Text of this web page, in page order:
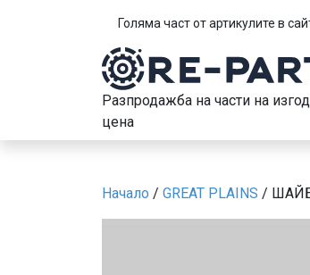
Голяма част от артикулите в
Разпродажба на части на
цена
Начало / GREAT PLAINS /